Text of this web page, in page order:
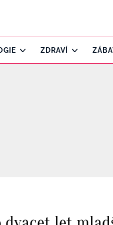
ZDRAVÍ